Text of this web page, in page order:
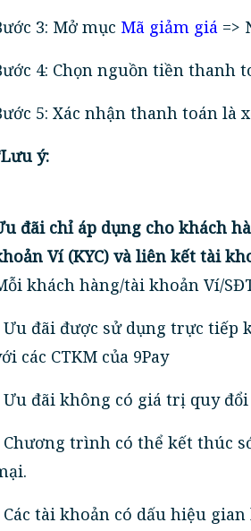
3: Mở mục Mã giảm giá =>
4: Chọn nguồn tiền thanh
5: Xác nhận thanh toán là
ý:
đãi chỉ áp dụng cho khách
Ví (KYC) và liên kết tài
khách hàng/tài khoản Ví/
Ưu đãi được sử dụng trực tiếp
các CTKM của 9Pay
Ưu đãi không có giá trị quy
Chương trình có thể kết thúc
Các tài khoản có dấu hiệu